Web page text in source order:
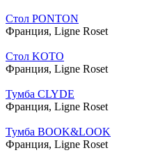
Стол PONTON
Франция, Ligne Roset
Стол KOTO
Франция, Ligne Roset
Тумба CLYDE
Франция, Ligne Roset
Тумба BOOK&LOOK
Франция, Ligne Roset